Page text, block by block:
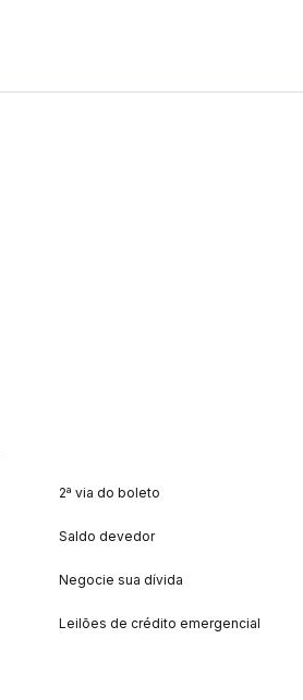
2ª via do boleto
Saldo devedor
Negocie sua dívida
Leilões de crédito emergencial